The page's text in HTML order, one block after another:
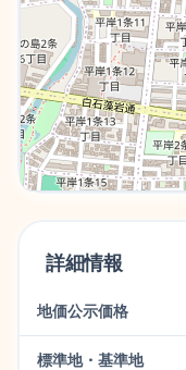
詳細情報
地価公示価格
標準地・基準地